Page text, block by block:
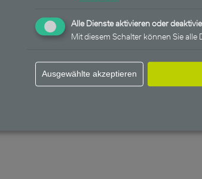
Alle Dienste aktivieren oder
Mit diesem Schalter können Sie
Ausgewählte akzeptieren